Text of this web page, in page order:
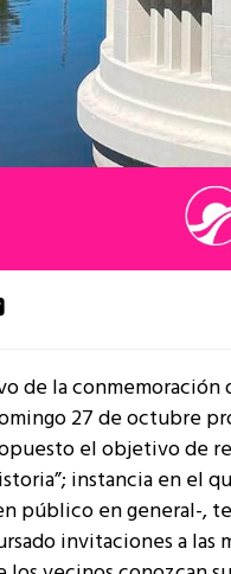
de la conmemoración
27 de octubre
el objetivo de
instancia en el
público en general-,
invitaciones a